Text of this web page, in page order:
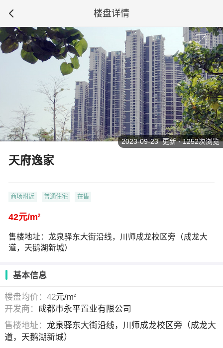
楼盘详情
天府逸家
商场附近 普通住宅 在售
42元/m2
售楼地址：龙泉驿东大街沿线，川师成龙校区旁（成龙大
道，天鹅湖新城）
2023-09-23 更新 · 1252次浏览
基本信息
楼盘均价：42元/m2
开发商： 成都市永平置业有限公司
售楼地址： 龙泉驿东大街沿线，川师成龙校区旁（成龙大
道，天鹅湖新城）